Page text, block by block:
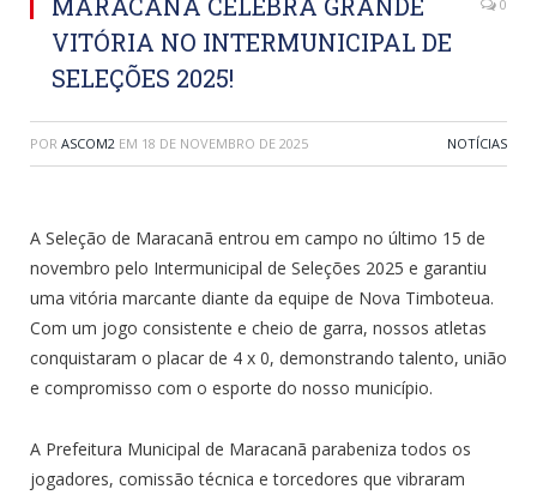
VITÓRIA NO INTERMUNICIPAL DE
SELEÇÕES 2025!
0
POR ASCOM2 EM 18 DE NOVEMBRO DE 2025 NOTÍCIAS
A Seleção de Maracanã entrou em campo no último 15 de
novembro pelo Intermunicipal de Seleções 2025 e garantiu
uma vitória marcante diante da equipe de Nova Timboteua.
Com um jogo consistente e cheio de garra, nossos atletas
conquistaram o placar de 4 x 0, demonstrando talento, união
e compromisso com o esporte do nosso município.
A Prefeitura Municipal de Maracanã parabeniza todos os
jogadores, comissão técnica e torcedores que vibraram